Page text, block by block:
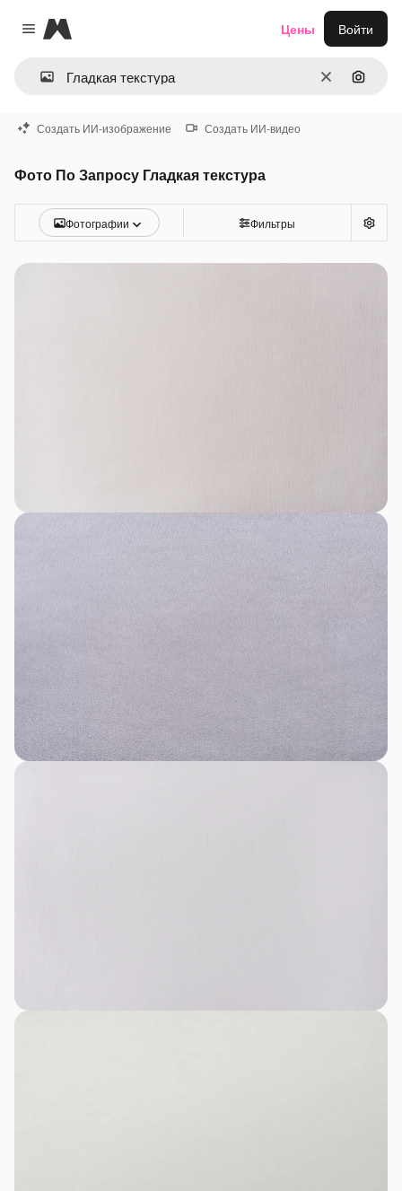
Close menu
Magnific
ОчиститьПоиск
Цены Войти
Создать ИИ-изображение Создать ИИ-видео
Фото По Запросу Гладкая текстура
Фотографии Фильтры